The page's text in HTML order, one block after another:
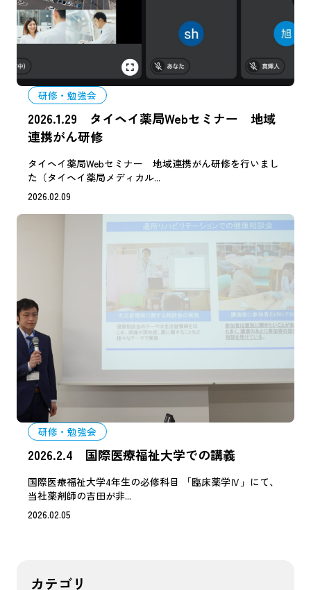
研修・勉強会
2026.1.29 タイヘイ薬局Webセミナー 地域
連携がん研修
タイヘイ薬局Webセミナー 地域連携がん研修を行いまし
た（タイヘイ薬局メディカル...
2026.02.09
研修・勉強会
2026.2.4 国際医療福祉大学での講義
国際医療福祉大学4年生の必修科目 「臨床薬学Ⅳ」にて、
当社薬剤師の吉田が非...
2026.02.05
カテゴリ